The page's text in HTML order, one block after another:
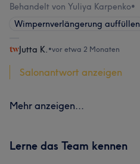
Behandelt von Yuliya Karpenko•
Wimpernverlängerung auffüllen
Jutta K. •vor etwa 2 Monaten
Salonantwort anzeigen
Mehr anzeigen...
Lerne das Team kennen